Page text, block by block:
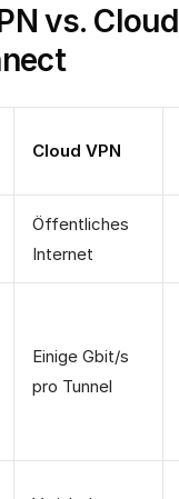
vs. Cloud
Cloud VPN
Öffentliches
Internet
Einige Gbit/s
pro Tunnel